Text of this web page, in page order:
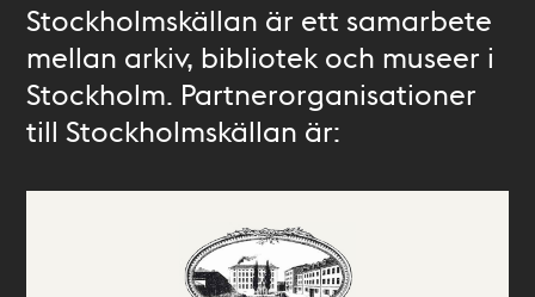
Stockholmskällan är ett samarbete
mellan arkiv, bibliotek och museer i
Stockholm. Partnerorganisationer
till Stockholmskällan är: